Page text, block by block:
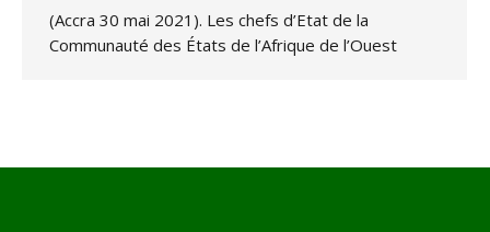
(Accra 30 mai 2021). Les chefs d’Etat de la
Communauté des États de l’Afrique de l’Ouest